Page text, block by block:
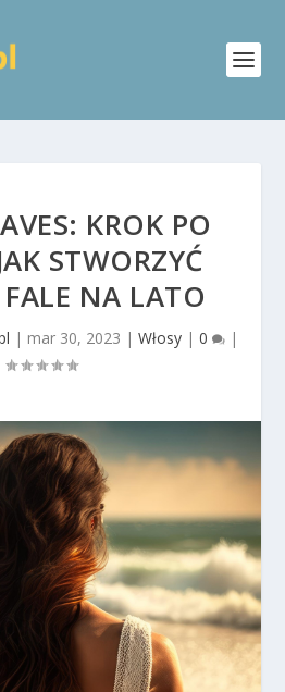
KROK PO
STWORZYĆ
NA LATO
| mar 30, 2023 | Włosy| 0 |